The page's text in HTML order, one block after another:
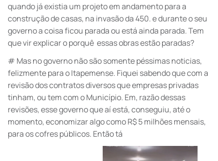
quando já existia um projeto em andamento para a
construção de casas, na invasão da 450. e durante o seu
governo a coisa ficou parada ou está ainda parada. Tem
que vir explicar o porquê essas obras estão paradas?
# Mas no governo não são somente péssimas noticias,
felizmente para o Itapemense. Fiquei sabendo que com a
revisão dos contratos diversos que empresas privadas
tinham, ou tem com o Município. Em, razão dessas
revisões, esse governo que aí está, conseguiu, até o
momento, economizar algo como R$ 5 milhões mensais,
para os cofres públicos. Então tá